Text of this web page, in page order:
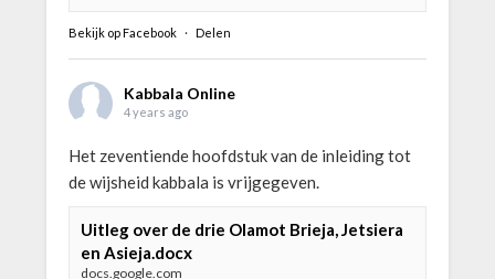
Bekijk op Facebook · Delen
Kabbala Online
4 years ago
Het zeventiende hoofdstuk van de inleiding tot
de wijsheid kabbala is vrijgegeven.
Uitleg over de drie Olamot Brieja, Jetsiera
en Asieja.docx
docs.google.com